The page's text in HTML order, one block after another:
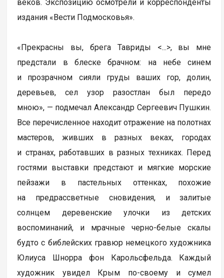
веков. Экспозицию осмотрели и корреспонденты
издания «Вести Подмосковья».
«Прекрасны вы, брега Тавриды <...>, вы мне
предстали в блеске брачном: на небе синем
и прозрачном сияли груды ваших гор, долин,
деревьев, сел узор разостлан был передо
мною», — подмечал Александр Сергеевич Пушкин.
Все перечисленное находит отражение на полотнах
мастеров, живших в разных веках, городах
и странах, работавших в разных техниках. Перед
гостями выставки предстают и мягкие морские
пейзажи в пастельных оттенках, похожие
на предрассветные сновидения, и залитые
солнцем деревенские улочки из детских
воспоминаний, и мрачные черно-белые скалы
будто с библейских гравюр немецкого художника
Юлиуса Шнорра фон Карольсфельда. Каждый
художник увидел Крым по-своему и сумел